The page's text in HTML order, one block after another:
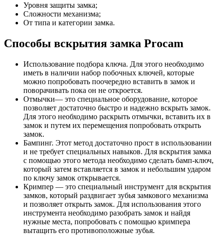
Уровня защиты замка;
Сложности механизма;
От типа и категории замка.
Способы вскрытия замка Procam
Использование подбора ключа. Для этого необходимо
иметь в наличии набор побочных ключей, которые
можно попробовать поочередно вставить в замок и
поворачивать пока он не откроется.
Отмычки— это специальное оборудование, которое
позволяет достаточно быстро и надежно вскрыть замок.
Для этого необходимо раскрыть отмычки, вставить их в
замок и путем их перемещения попробовать открыть
замок.
Бампинг. Этот метод достаточно прост в использовании
и не требует специальных навыков. Для вскрытия замка
с помощью этого метода необходимо сделать бамп-ключ,
который затем вставляется в замок и небольшим ударом
по ключу замок открывается.
Кримпер — это специальный инструмент для вскрытия
замков, который раздвигает зубья замкового механизма
и позволяет открыть замок. Для использования этого
инструмента необходимо разобрать замок и найдя
нужные места, попробовать с помощью кримпера
вытащить его противоположные зубья.